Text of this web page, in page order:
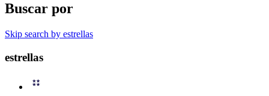
Buscar por
Skip search by estrellas
estrellas